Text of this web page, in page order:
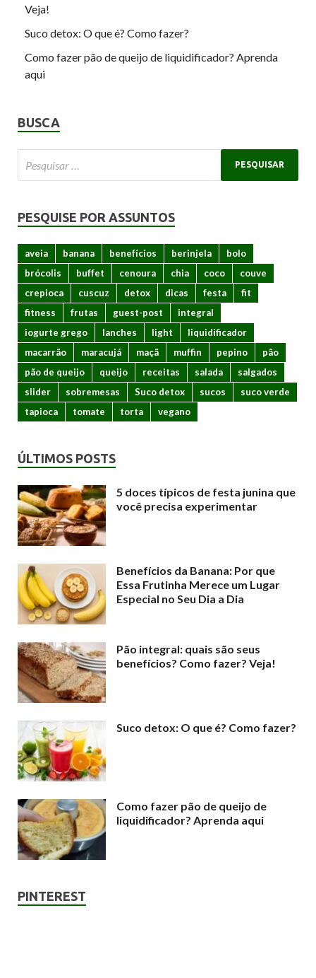
Veja!
Suco detox: O que é? Como fazer?
Como fazer pão de queijo de liquidificador? Aprenda
aqui
BUSCA
PESQUISE POR ASSUNTOS
aveia banana benefícios berinjela
bolo
brócolis
buffet cenoura chia coco
couve
crepioca
cuscuz detox dicas festa
fit
fitness
frutas guest-post
integral
iogurte grego
lanches light
liquidificador
macarrão
maracujá maçã muffin pepino
pão
pão de queijo
queijo receitas salada
salgados
slider
sobremesas Suco detox sucos
suco verde
tapioca
tomate torta vegano
ÚLTIMOS POSTS
5 doces típicos de festa junina que
você precisa experimentar
Benefícios da Banana: Por que
Essa Frutinha Merece um Lugar
Especial no Seu Dia a Dia
Pão integral: quais são seus
benefícios? Como fazer? Veja!
Suco detox: O que é? Como fazer?
Como fazer pão de queijo de
liquidificador? Aprenda aqui
PINTEREST